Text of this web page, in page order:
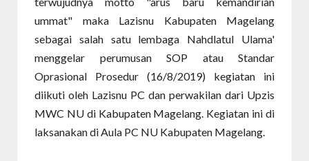
ummat" maka Lazisnu Kabupaten Magelang
sebagai salah satu lembaga Nahdlatul Ulama'
menggelar perumusan SOP atau Standar
Oprasional Prosedur (16/8/2019) kegiatan ini
diikuti oleh Lazisnu PC dan perwakilan dari Upzis
MWC NU di Kabupaten Magelang. Kegiatan ini di
laksanakan di Aula PC NU Kabupaten Magelang.